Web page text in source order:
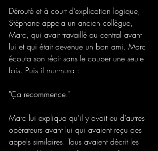
Dérouté et à court d’explication logique,
Stéphane appela un ancien collègue,
Marc, qui avait travaillé au central avant
lui et qui était devenue un bon ami. Marc
écouta son récit sans le couper une seule
fois. Puis il murmura :
"Ça recommence."
Marc lui expliqua qu’il y avait eu d’autres
opérateurs avant lui qui avaient reçu des
appels similaires. Tous avaient décrit les